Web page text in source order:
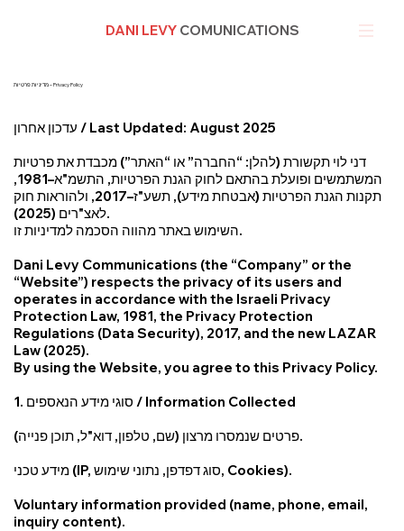
DANI LEVY COMUNICATIONS
מדיניות פרטיות – Privacy Policy
עדכון אחרון / Last Updated: August 2025
דני לוי תקשורת (להלן: “החברה” או “האתר”) מכבדת את פרטיות
המשתמשים ופועלת בהתאם לחוק הגנת הפרטיות, התשמ"א–1981,
תקנות הגנת הפרטיות (אבטחת מידע), תשע"ז–2017, ולהוראות חוק
לאצ"רים (2025).
השימוש באתר מהווה הסכמה למדיניות זו.
Dani Levy Communications (the “Company” or the
“Website”) respects the privacy of its users and
operates in accordance with the Israeli Privacy
Protection Law, 1981, the Privacy Protection
Regulations (Data Security), 2017, and the new LAZAR
Law (2025).
By using the Website, you agree to this Privacy Policy.
1. סוגי מידע הנאספים / Information Collected
פרטים שנמסרו מרצון (שם, טלפון, דוא"ל, תוכן פנייה).
מידע טכני (IP, סוג דפדפן, נתוני שימוש, Cookies).
Voluntary information provided (name, phone, email,
inquiry content).